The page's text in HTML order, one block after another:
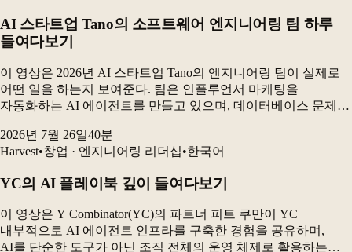
AI 스타트업 Tano의 소프트웨어 엔지니어링 팀 하루
들여다보기
이 영상은 2026년 AI 스타트업 Tano의 엔지니어링 팀이 실제로
어떤 일을 하는지 보여준다. 팀은 인플루언서 마케팅을
자동화하는 AI 에이전트를 만들고 있으며, 데이터베이스 문제를
제품을 빠르게 개발하고 있다. 가장 큰 변...
2026년 7월 26일40분
Harvest•창업 · 엔지니어링 리더십•한국어
YC의 AI 플레이북 깊이 들여다보기
이 영상은 Y Combinator(YC)의 파트너 피트 쿠만이 YC
내부적으로 AI 에이전트 인프라를 구축한 경험을 공유하며,
AI를 단순한 도구가 아닌 조직 전체의 운영 체제로 활용하는